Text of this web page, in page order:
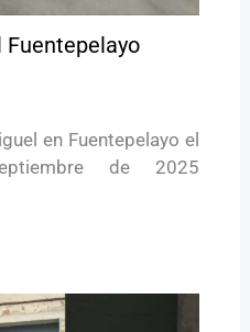
Fuentepelayo
en Fuentepelayo el
de 2025